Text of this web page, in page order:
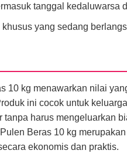
tanggal kedaluwarsa
yang sedang
10 kg menawarkan nilai
ini cocok untuk
tanpa harus mengeluarkan
Beras 10 kg
ekonomis dan praktis.